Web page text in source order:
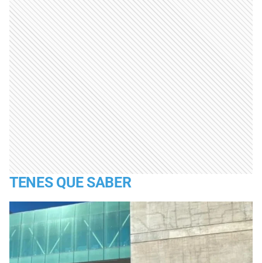
TENES QUE SABER